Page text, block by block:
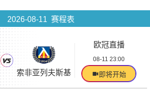
2026-08-11 赛程表
索非亚列夫斯基
欧冠直播
08-11 23:00
即将开始